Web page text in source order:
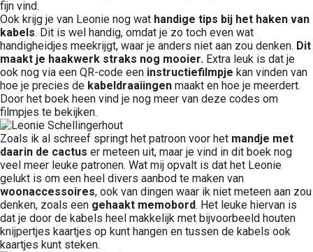
fijn vind.
Ook krijg je van Leonie nog wat handige tips bij het haken van
kabels. Dit is wel handig, omdat je zo toch even wat
handigheidjes meekrijgt, waar je anders niet aan zou denken. Dit
maakt je haakwerk straks nog mooier. Extra leuk is dat je
ook nog via een QR-code een instructiefilmpje kan vinden van
hoe je precies de kabeldraaiingen maakt en hoe je meerdert.
Door het boek heen vind je nog meer van deze codes om
filmpjes te bekijken.
Zoals ik al schreef springt het patroon voor het mandje met
daarin de cactus er meteen uit, maar je vind in dit boek nog
veel meer leuke patronen. Wat mij opvalt is dat het Leonie
gelukt is om een heel divers aanbod te maken van
woonaccessoires, ook van dingen waar ik niet meteen aan zou
denken, zoals een gehaakt memobord. Het leuke hiervan is
dat je door de kabels heel makkelijk met bijvoorbeeld houten
knijpertjes kaartjes op kunt hangen en tussen de kabels ook
kaartjes kunt steken.